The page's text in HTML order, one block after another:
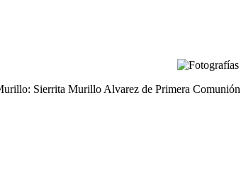
Sierrita Murillo Alvarez de Primera